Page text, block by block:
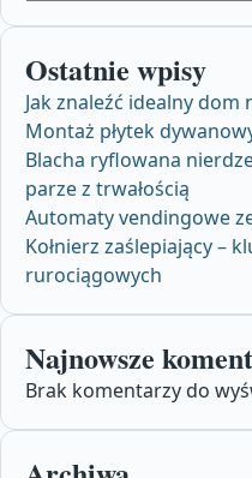
Ostatnie wpisy
Jak znaleźć idealny dom
Montaż płytek
Blacha ryflowana
parze z trwałością
Automaty vendingowe
Kołnierz zaślepiający –
rurociągowych
Najnowsze
Brak komentarzy do